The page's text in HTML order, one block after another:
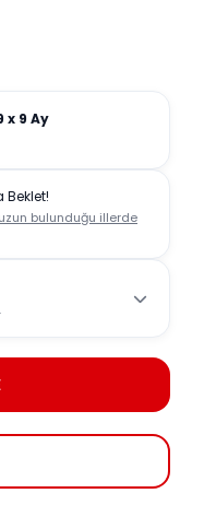
x 9 Ay
Beklet!
bulunduğu illerde